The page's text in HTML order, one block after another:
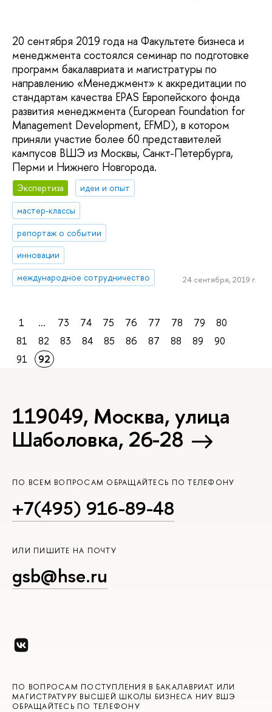
20 сентября 2019 года на Факультете бизнеса и
менеджмента состоялся семинар по подготовке
программ бакалавриата и магистратуры по
направлению «Менеджмент» к аккредитации по
стандартам качества EPAS Европейского фонда
развития менеджмента (European Foundation for
Management Development, EFMD), в котором
приняли участие более 60 представителей
кампусов ВШЭ из Москвы, Санкт-Петербурга,
Перми и Нижнего Новгорода.
Экспертиза
идеи и опыт
мастер-классы
репортаж о событии
инновации
международное сотрудничество
24 сентября, 2019 г.
1 ... 73 74 75 76 77 78 79
80
81
82 83 84 85 86 87 88 89
90
91
92
119049, Москва, улица
Шаболовка, 26-28
ПО ВСЕМ ВОПРОСАМ ОБРАЩАЙТЕСЬ ПО ТЕЛЕФОНУ
+7(495) 916-89-48
ИЛИ ПИШИТЕ НА ПОЧТУ
gsb@hse.ru
ПО ВОПРОСАМ ПОСТУПЛЕНИЯ В БАКАЛАВРИАТ ИЛИ
МАГИСТРАТУРУ ВЫСШЕЙ ШКОЛЫ БИЗНЕСА НИУ ВШЭ
ОБРАЩАЙТЕСЬ ПО ТЕЛЕФОНУ